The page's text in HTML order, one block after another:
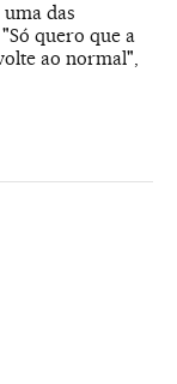
das
quero que a
ao normal",